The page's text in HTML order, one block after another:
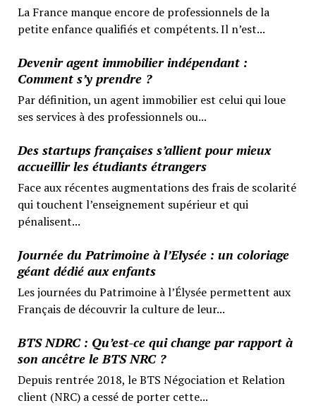
La France manque encore de professionnels de la
petite enfance qualifiés et compétents. Il n’est...
Devenir agent immobilier indépendant :
Comment s’y prendre ?
Par définition, un agent immobilier est celui qui loue
ses services à des professionnels ou...
Des startups françaises s’allient pour mieux
accueillir les étudiants étrangers
Face aux récentes augmentations des frais de scolarité
qui touchent l’enseignement supérieur et qui
pénalisent...
Journée du Patrimoine à l’Elysée : un coloriage
géant dédié aux enfants
Les journées du Patrimoine à l’Élysée permettent aux
Français de découvrir la culture de leur...
BTS NDRC : Qu’est-ce qui change par rapport à
son ancêtre le BTS NRC ?
Depuis rentrée 2018, le BTS Négociation et Relation
client (NRC) a cessé de porter cette...